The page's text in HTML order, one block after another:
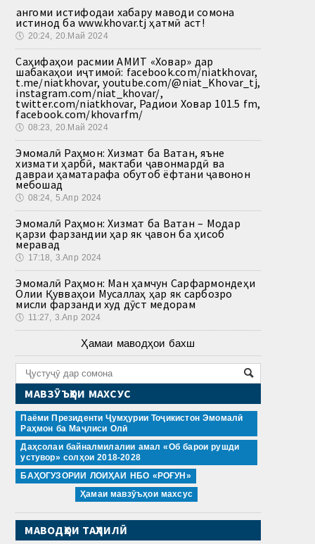
Ҳангоми истифодаи хабару маводи сомона
истинод ба www.khovar.tj ҳатмӣ аст!
🕔 20:24, 20.Май 2024
Саҳифаҳои расмии АМИТ «Ховар» дар
шабакаҳои иҷтимоӣ: facebook.com/niatkhovar,
t.me/niatkhovar, youtube.com/@niat_Khovar_tj,
instagram.com/niat_khovar/,
twitter.com/niatkhovar, Радиои Ховар 101.5 fm,
facebook.com/khovarfm/
🕔 08:23, 20.Май 2024
Эмомалӣ Раҳмон: Хизмат ба Ватан, яъне
хизмати ҳарбӣ, мактаби ҷавонмардӣ ва
давраи ҳаматарафа обутоб ёфтани ҷавонон
мебошад
🕔 08:24, 5.Апр 2024
Эмомалӣ Раҳмон: Хизмат ба Ватан – Модар
қарзи фарзандии ҳар як ҷавон ба ҳисоб
меравад
🕔 17:18, 3.Апр 2024
Эмомалӣ Раҳмон: Ман ҳамчун Сарфармондеҳи
Олии Қувваҳои Мусаллаҳ ҳар як сарбозро
мисли фарзанди худ дӯст медорам
🕔 11:27, 3.Апр 2024
Ҳамаи маводҳои бахш
МАВЗӮЪҲОИ МАХСУС
Паёми Президенти Ҷумҳурии Тоҷикистон Эмомалӣ
Раҳмон ба Маҷлиси Олӣ
Даҳсолаи байналмилалии амал «Об барои рушди
устувор» солҳои 2018-2028
БАҲОГУЗОРИИ ЛОИҲАИ НБО «РОҒУН»
Ҳамаи мавзӯъҳои махсус
МАВОДҲОИ ТАҲЛИЛӢ